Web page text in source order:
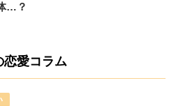
…？
恋愛コラム